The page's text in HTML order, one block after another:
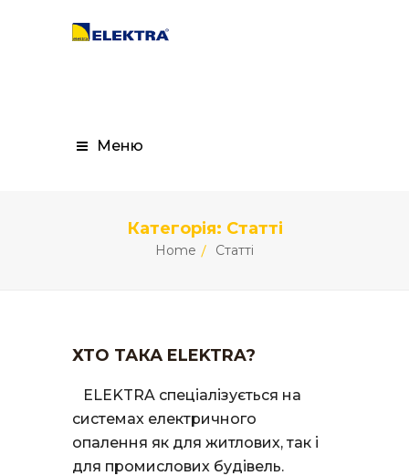
Меню
Категорія: Статті
Home Статті
ХТО ТАКА ELEKTRA?
ELEKTRA спеціалізується на
системах електричного
опалення як для житлових, так і
для промислових будівель.